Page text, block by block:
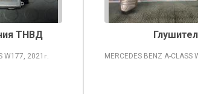
ТНВД
W177, 2021 г. MERCEDES BENZ A-CLASS